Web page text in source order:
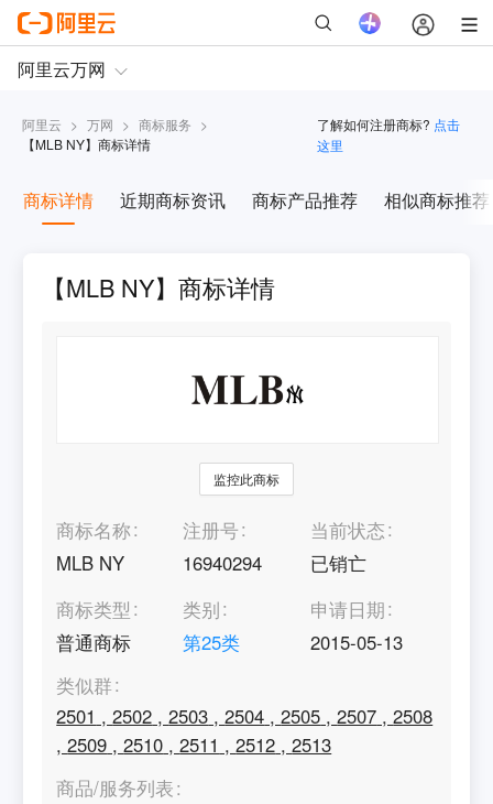
阿里云 > 万网 > 商标服务 >
【MLB NY】商标详情
了解如何注册商标? 点击
这里
商标详情 近期商标资讯 商标产品推荐 相似商标推荐
【MLB NY】商标详情
监控此商标
商标名称
MLB NY
注册号
16940294
当前状态
已销亡
商标类型
普通商标
类别
第25类
申请日期
2015-05-13
类似群
2501 ,2502 ,2503 ,2504 ,2505 ,2507 ,2508
,2509 ,2510 ,2511 ,2512 ,2513
商品/服务列表